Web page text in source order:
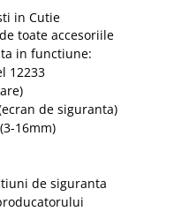
in Cutie
toate accesoriile
in functiune:
12233
de siguranta)
16mm)
de siguranta